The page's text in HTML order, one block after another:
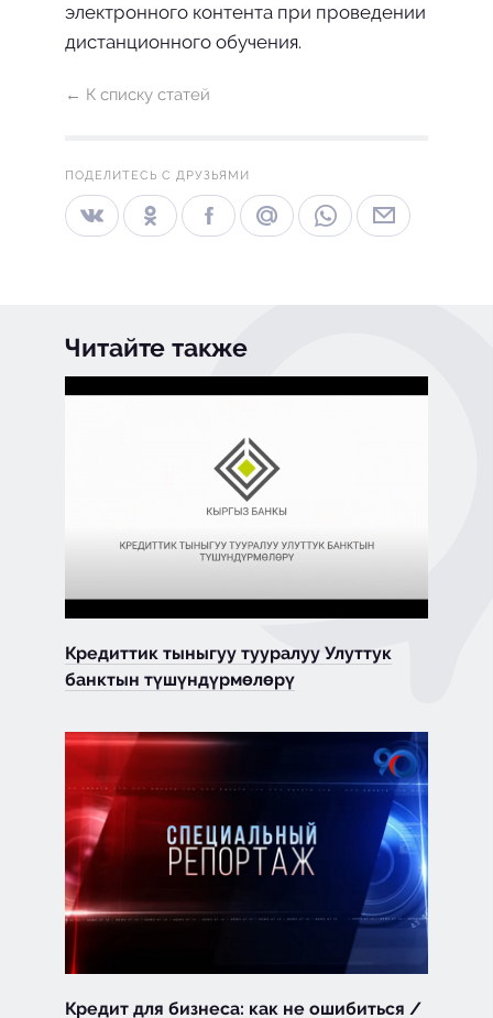
электронного контента при проведении
дистанционного обучения.
← К списку статей
ПОДЕЛИТЕСЬ С ДРУЗЬЯМИ
Читайте также
Кредиттик тыныгуу тууралуу Улуттук
банктын түшүндүрмөлөрү
Кредит для бизнеса: как не ошибиться /